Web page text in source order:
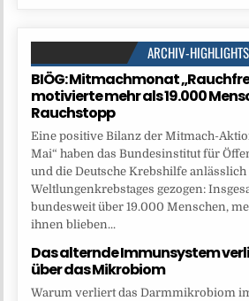
ARCHIV-HIGHLIGHTS
BIÖG: Mitmachmonat
motivierte mehr als 19.000
Rauchstopp
Eine positive Bilanz der Mitmach-
Mai“ haben das Bundesinstitut für
und die Deutsche Krebshilfe anlässlich
Weltlungenkrebstages gezogen:
bundesweit über 19.000 Menschen,
ihnen blieben...
Das alternde Immunsystem
über das Mikrobiom
Warum verliert das Darmmikrobiom